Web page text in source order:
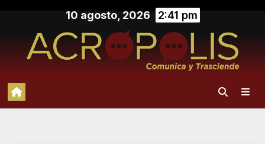
contenido
10 agosto, 2026 2:41 pm